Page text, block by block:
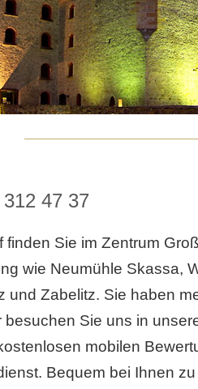
47 37
finden Sie im Zentrum
wie Neumühle Skassa,
und Zabelitz. Sie haben
Sie uns in
mobilen
Bequem bei Ihnen